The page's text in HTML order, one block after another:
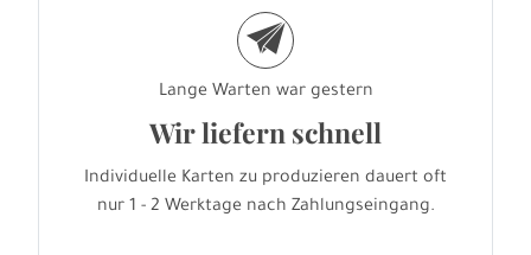
e
Lange Warten war gestern
Wir liefern schnell
Individuelle Karten zu produzieren dauert oft
nur 1 - 2 Werktage nach Zahlungseingang.